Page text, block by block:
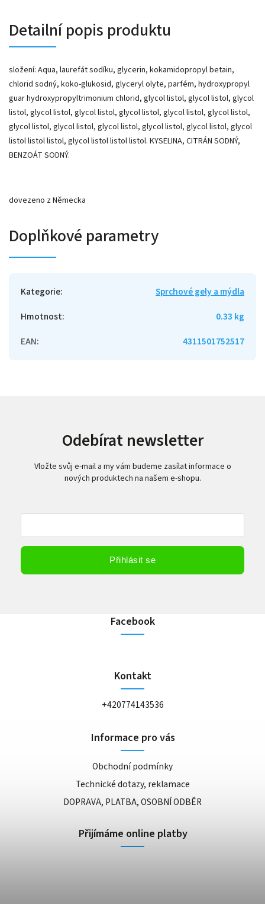
Detailní popis produktu
složení: Aqua, laurefát sodíku, glycerin, kokamidopropyl betain,
chlorid sodný, koko-glukosid, glyceryl olyte, parfém, hydroxypropyl
guar hydroxypropyltrimonium chlorid, glycol listol, glycol listol, glycol
listol, glycol listol, glycol listol, glycol listol, glycol listol, glycol listol,
glycol listol, glycol listol, glycol listol, glycol listol, glycol listol, glycol
listol listol listol, glycol listol listol listol. KYSELINA, CITRÁN SODNÝ,
BENZOÁT SODNÝ.
dovezeno z Německa
Doplňkové parametry
Kategorie:
Sprchové gely a mýdla
Hmotnost:
0.33 kg
EAN: 4311501752517
Odebírat newsletter
Vložte svůj e-mail a my vám budeme zasílat informace o
nových produktech na našem e-shopu.
Přihlásit se
Facebook
Kontakt
+420774143536
Informace pro vás
Obchodní podmínky
Technické dotazy, reklamace
DOPRAVA, PLATBA, OSOBNÍ ODBĚR
Přijímáme online platby